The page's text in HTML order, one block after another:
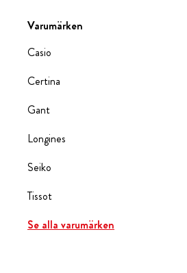
Varumärken
Casio
Certina
Gant
Longines
Seiko
Tissot
Se alla varumärken